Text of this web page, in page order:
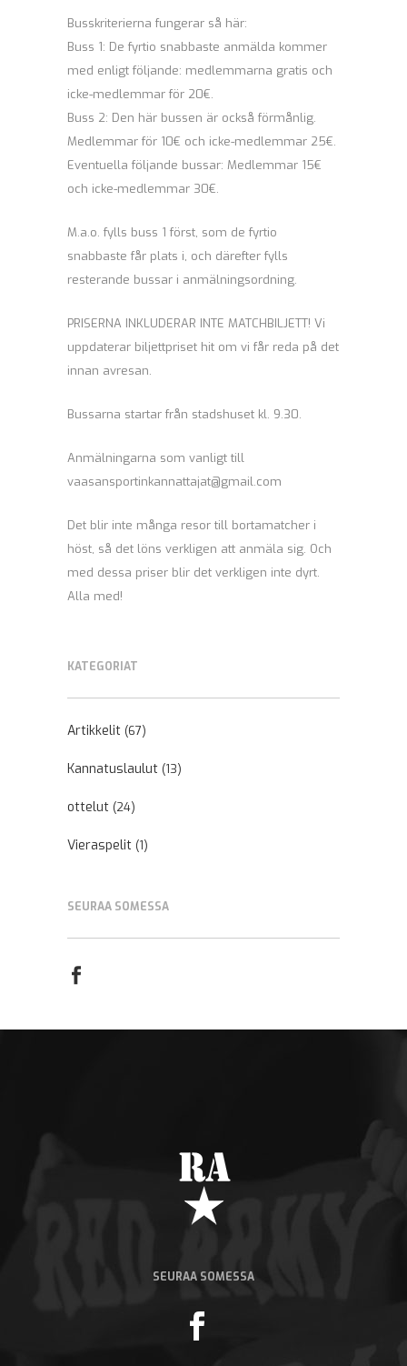
Busskriterierna fungerar så här:
Buss 1: De fyrtio snabbaste anmälda kommer
med enligt följande: medlemmarna gratis och
icke-medlemmar för 20€.
Buss 2: Den här bussen är också förmånlig.
Medlemmar för 10€ och icke-medlemmar 25€.
Eventuella följande bussar: Medlemmar 15€
och icke-medlemmar 30€.
M.a.o. fylls buss 1 först, som de fyrtio
snabbaste får plats i, och därefter fylls
resterande bussar i anmälningsordning.
PRISERNA INKLUDERAR INTE MATCHBILJETT! Vi
uppdaterar biljettpriset hit om vi får reda på det
innan avresan.
Bussarna startar från stadshuset kl. 9.30.
Anmälningarna som vanligt till
vaasansportinkannattajat@gmail.com
Det blir inte många resor till bortamatcher i
höst, så det löns verkligen att anmäla sig. Och
med dessa priser blir det verkligen inte dyrt.
Alla med!
KATEGORIAT
Artikkelit (67)
Kannatuslaulut (13)
ottelut (24)
Vieraspelit (1)
SEURAA SOMESSA
SEURAA SOMESSA